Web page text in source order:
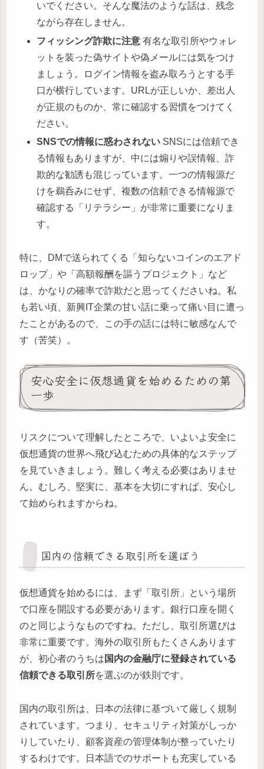
いでください。そんな魔法のような話は、残念
ながら存在しません。
フィッシング詐欺に注意 有名な取引所やウォレ
ットを装った偽サイトや偽メールには気をつけ
ましょう。ログイン情報を盗み取ろうとする手
口が横行しています。URLが正しいか、差出人
が正規のものか、常に確認する習慣をつけてく
ださい。
SNSでの情報に惑わされない SNSには信頼でき
る情報もありますが、中には煽りや誤情報、詐
欺的な勧誘も混じっています。一つの情報源だ
けを鵜呑みにせず、複数の信頼できる情報源で
確認する「リテラシー」が非常に重要になりま
す。
特に、DMで送られてくる「知らないコインのエアド
ロップ」や「高額報酬を謳うプロジェクト」など
は、かなりの確率で詐欺だと思ってくださいね。私
も若い頃、新興IT企業の甘い話に乗って痛い目に遭っ
たことがあるので、この手の話には特に敏感なんで
す（苦笑）。
安心安全に仮想通貨を始めるための第
一歩
リスクについて理解したところで、いよいよ安全に
仮想通貨の世界へ飛び込むための具体的なステップ
を見ていきましょう。難しく考える必要はありませ
ん。むしろ、堅実に、基本を大切にすれば、安心し
て始められますからね。
国内の信頼できる取引所を選ぼう
仮想通貨を始めるには、まず「取引所」という場所
で口座を開設する必要があります。銀行口座を開く
のと同じようなものですね。ただし、取引所選びは
非常に重要です。海外の取引所もたくさんあります
が、初心者のうちは 国内の金融庁に登録されている
信頼できる取引所を選ぶのが鉄則です。
国内の取引所は、日本の法律に基づいて厳しく規制
されています。つまり、セキュリティ対策がしっか
りしていたり、顧客資産の管理体制が整っていたり
するわけです。日本語でのサポートも充実している